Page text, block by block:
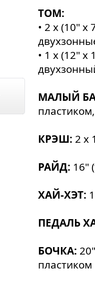
ТОМ:
• 2 х (10"
• 1 x (12"
МАЛЫЙ
КРЭШ: 2 х
РАЙД: 16"
ХАЙ-ХЭТ:
ПЕДАЛЬ
БОЧКА:
пластиком